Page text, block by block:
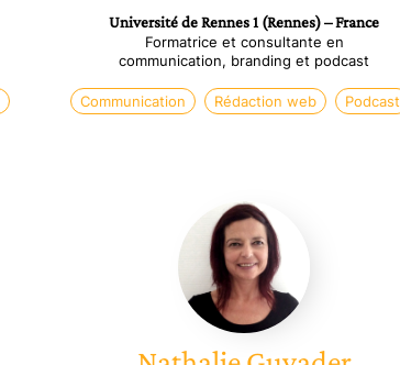
Université de Rennes 1 (Rennes) – France
Formatrice et consultante en
communication, branding et podcast
Communication Rédaction web Podcast
Nathalie
Guyader